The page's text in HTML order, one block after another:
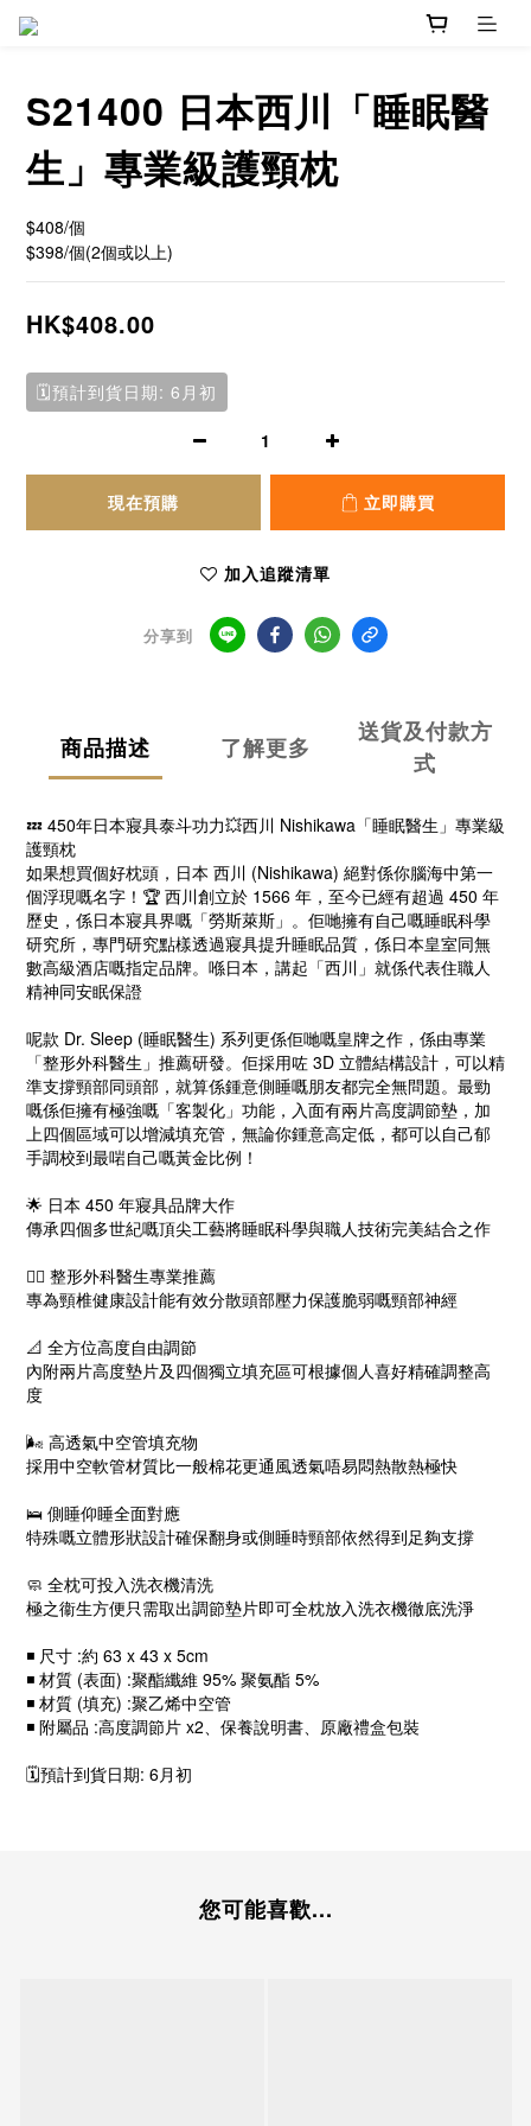
S21400 日本西川「睡眠醫
生」專業級護頸枕
$408/個
$398/個(2個或以上)
HK$408.00
🗓️預計到貨日期: 6月初
現在預購 立即購買
加入追蹤清單
分享到
商品描述 了解更多
送貨及付款方
式
💤 450年日本寢具泰斗功力💥西川 Nishikawa「睡眠醫生」專業級
護頸枕
如果想買個好枕頭，日本 西川 (Nishikawa) 絕對係你腦海中第一
個浮現嘅名字！🏆 西川創立於 1566 年，至今已經有超過 450 年
歷史，係日本寢具界嘅「勞斯萊斯」。佢哋擁有自己嘅睡眠科學
研究所，專門研究點樣透過寢具提升睡眠品質，係日本皇室同無
數高級酒店嘅指定品牌。喺日本，講起「西川」就係代表住職人
精神同安眠保證
呢款 Dr. Sleep (睡眠醫生) 系列更係佢哋嘅皇牌之作，係由專業
「整形外科醫生」推薦研發。佢採用咗 3D 立體結構設計，可以精
準支撐頸部同頭部，就算係鍾意側睡嘅朋友都完全無問題。最勁
嘅係佢擁有極強嘅「客製化」功能，入面有兩片高度調節墊，加
上四個區域可以增減填充管，無論你鍾意高定低，都可以自己郁
手調校到最啱自己嘅黃金比例！
🌟 日本 450 年寢具品牌大作
傳承四個多世紀嘅頂尖工藝將睡眠科學與職人技術完美結合之作
👨‍⚕️ 整形外科醫生專業推薦
專為頸椎健康設計能有效分散頭部壓力保護脆弱嘅頸部神經
📐 全方位高度自由調節
內附兩片高度墊片及四個獨立填充區可根據個人喜好精確調整高
度
🌬️ 高透氣中空管填充物
採用中空軟管材質比一般棉花更通風透氣唔易悶熱散熱極快
🛌 側睡仰睡全面對應
特殊嘅立體形狀設計確保翻身或側睡時頸部依然得到足夠支撐
🧼 全枕可投入洗衣機清洗
極之衞生方便只需取出調節墊片即可全枕放入洗衣機徹底洗淨
◾ 尺寸 :約 63 x 43 x 5cm
◾ 材質 (表面) :聚酯纖維 95% 聚氨酯 5%
◾ 材質 (填充) :聚乙烯中空管
◾ 附屬品 :高度調節片 x2、保養說明書、原廠禮盒包裝
🗓️預計到貨日期: 6月初
您可能喜歡...